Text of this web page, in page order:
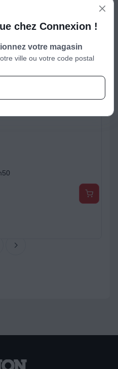
chez Connexion !
votre magasin
ville ou votre code postal